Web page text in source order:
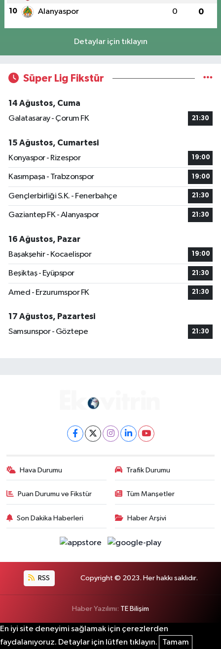
10 Alanyaspor 0 0
Detaylar için tıklayın
Süper Lig Fikstür
14 Ağustos, Cuma
Galatasaray - Çorum FK
21:30
15 Ağustos, Cumartesi
Konyaspor - Rizespor
19:00
Kasımpaşa - Trabzonspor 19:00
Gençlerbirliği S.K. - Fenerbahçe 21:30
Gaziantep FK - Alanyaspor 21:30
16 Ağustos, Pazar
Başakşehir - Kocaelispor
19:00
Beşiktaş - Eyüpspor 21:30
Amed - Erzurumspor FK 21:30
17 Ağustos, Pazartesi
Samsunspor - Göztepe
21:30
Hava Durumu Trafik Durumu
Puan Durumu ve Fikstür Tüm Manşetler
Son Dakika Haberleri Haber Arşivi
RSS Copyright © 2023. Her hakkı saklıdır.
Haber Yazılımı: TE Bilişim
En iyi site deneyimi sağlamak için çerezlerden
faydalanıyoruz. Detaylar için lütfen tıklayın.
Tamam